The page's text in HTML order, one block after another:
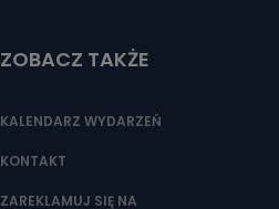
ZOBACZ TAKŻE
KALENDARZ WYDARZEŃ
KONTAKT
ZAREKLAMUJ SIĘ NA